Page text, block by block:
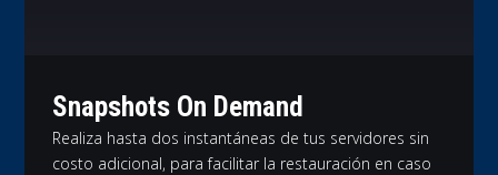
Snapshots On Demand
Realiza hasta dos instantáneas de tus servidores sin
costo adicional, para facilitar la restauración en caso